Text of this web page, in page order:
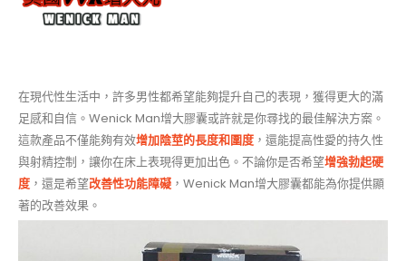
在現代性生活中，許多男性都希望能夠提升自己的表現，獲得更大的滿
足感和自信。Wenick Man增大膠囊或許就是你尋找的最佳解決方案。
這款產品不僅能夠有效增加陰莖的長度和圍度 ，還能提高性愛的持久性
與射精控制，讓你在床上表現得更加出色。不論你是否希望增強勃起硬
度 ，還是希望改善性功能障礙，Wenick Man增大膠囊都能為你提供顯
著的改善效果。